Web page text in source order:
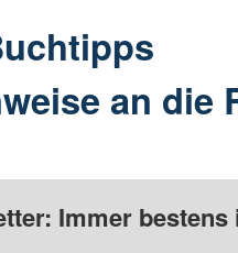
an die
Immer